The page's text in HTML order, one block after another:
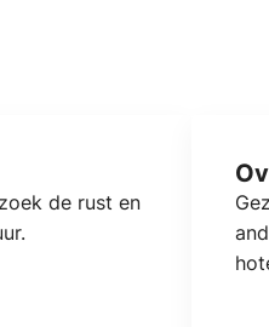
de rust en